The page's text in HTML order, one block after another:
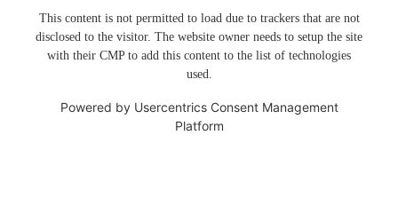
This content is not permitted to load due to trackers that are not
disclosed to the visitor. The website owner needs to setup the site
with their CMP to add this content to the list of technologies
used.
Powered by Usercentrics Consent Management
Platform